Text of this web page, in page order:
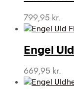
799,95 kr.
Engel
669,95 kr.